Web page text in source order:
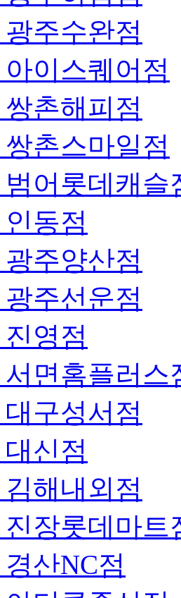
광주수완점
아이스퀘어점
쌍촌해피점
쌍촌스마일점
범어롯데캐슬
인동점
광주양산점
광주선운점
진영점
서면홈플러스
대구성서점
대신점
김해내외점
진장롯데마트
경산NC점